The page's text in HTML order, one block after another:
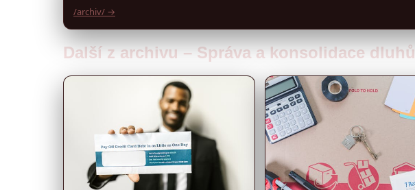
/archiv/ →
Další z archivu – Správa a konsolidace dluhů